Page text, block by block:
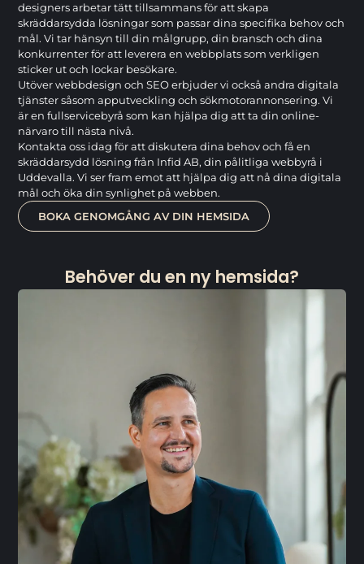
designers arbetar tätt tillsammans för att skapa
skräddarsydda lösningar som passar dina specifika behov och
mål. Vi tar hänsyn till din målgrupp, din bransch och dina
konkurrenter för att leverera en webbplats som verkligen
sticker ut och lockar besökare.
Utöver webbdesign och SEO erbjuder vi också andra digitala
tjänster såsom apputveckling och sökmotorannonsering. Vi
är en fullservicebyrå som kan hjälpa dig att ta din online-
närvaro till nästa nivå.
Kontakta oss idag för att diskutera dina behov och få en
skräddarsydd lösning från Infid AB, din pålitliga webbyrå i
Uddevalla. Vi ser fram emot att hjälpa dig att nå dina digitala
mål och öka din synlighet på webben.
BOKA GENOMGÅNG AV DIN HEMSIDA
Behöver du en ny hemsida?